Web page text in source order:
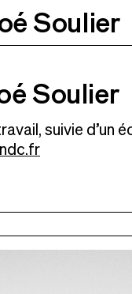
Soulier
Soulier
suivie d’un